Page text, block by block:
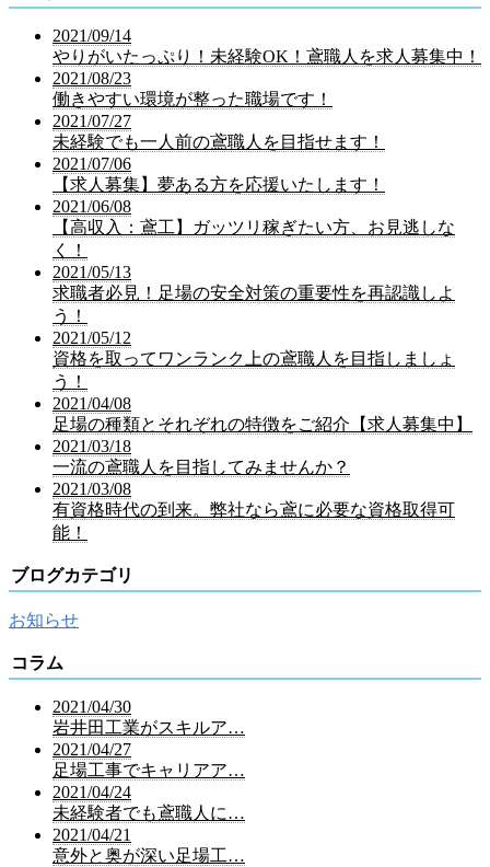
2021/09/14
やりがいたっぷり！未経験OK！鳶職人を求人募集中！
2021/08/23
働きやすい環境が整った職場です！
2021/07/27
未経験でも一人前の鳶職人を目指せます！
2021/07/06
【求人募集】夢ある方を応援いたします！
2021/06/08
【高収入：鳶工】ガッツリ稼ぎたい方、お見逃しな
く！
2021/05/13
求職者必見！足場の安全対策の重要性を再認識しよ
う！
2021/05/12
資格を取ってワンランク上の鳶職人を目指しましょ
う！
2021/04/08
足場の種類とそれぞれの特徴をご紹介【求人募集中】
2021/03/18
一流の鳶職人を目指してみませんか？
2021/03/08
有資格時代の到来。弊社なら鳶に必要な資格取得可
能！
ブログカテゴリ
お知らせ
コラム
2021/04/30
岩井田工業がスキルア…
2021/04/27
足場工事でキャリアア…
2021/04/24
未経験者でも鳶職人に…
2021/04/21
意外と奥が深い足場工…